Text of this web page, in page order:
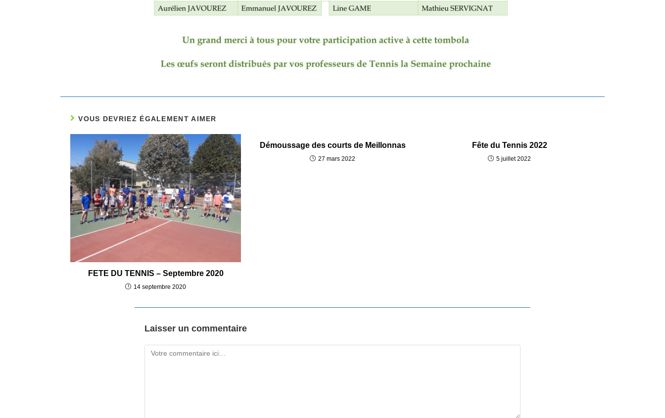
VOUS DEVRIEZ ÉGALEMENT AIMER
FETE DU TENNIS – Septembre 2020
14 septembre 2020
Démoussage des courts de Meillonnas
27 mars 2022
Fête du Tennis 2022
5 juillet 2022
Laisser un commentaire